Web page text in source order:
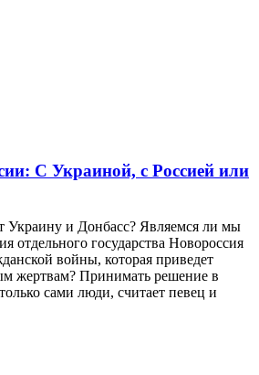
С Украиной, с Россией или
Украину и Донбасс? Являемся ли мы
отдельного государства Новороссия
войны, которая приведет
жертвам? Принимать решение в
сами люди, считает певец и